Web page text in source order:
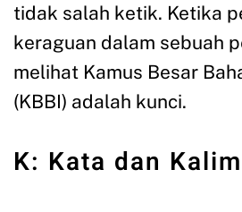
tidak salah ketik. Ketika
keraguan dalam sebuah
melihat Kamus Besar
(KBBI) adalah kunci.
K: Kata dan